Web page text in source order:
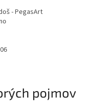
- PegasArt
pojmov